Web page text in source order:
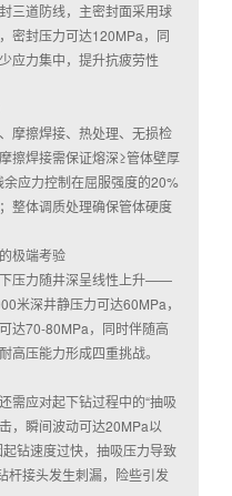
三道防线，主密封面采用球
密封压力可达120MPa，同
应力集中，提升抗疲劳性
摩擦焊接、热处理、无损检
擦焊接需保证熔深≥管体壁厚
应力控制在屈服强度的20%
整体调质处理确保管体硬度
极端考验
压力随井深呈线性上升——
米深井静压力可达60MPa，
达70-80MPa，同时伴随高
高压能力形成四重挑战。
需应对起下钻过程中的“抽吸
，瞬间波动可达20MPa以
钻速度过快，抽吸压力导致
杆接头发生刺漏，险些引发